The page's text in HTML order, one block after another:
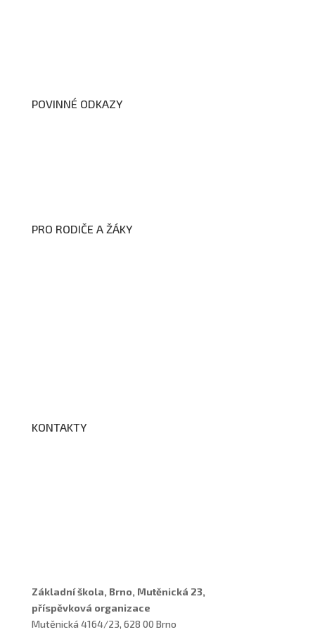
POVINNÉ ODKAZY
PRO RODIČE A ŽÁKY
KONTAKTY
Základní škola, Brno, Mutěnická 23,
příspěvková organizace
Mutěnická 4164/23, 628 00 Brno